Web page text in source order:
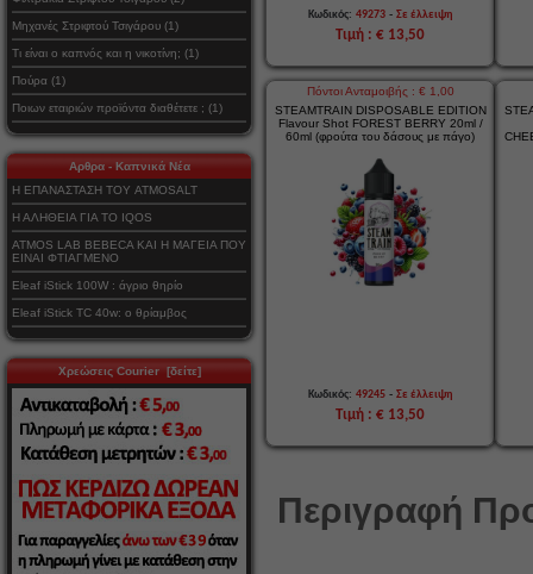
Μηχανές Στριφτού Τσιγάρου (1)
Τι είναι ο καπνός και η νικοτίνη; (1)
Πούρα (1)
Ποιων εταιριών προϊόντα διαθέτετε ; (1)
Αρθρα - Καπνικά Νέα
Η ΕΠΑΝΑΣΤΑΣΗ ΤΟΥ ATMOSALT
Η ΑΛΗΘΕΙΑ ΓΙΑ ΤΟ IQOS
ATMOS LAB BEBECA ΚΑΙ Η ΜΑΓΕΙΑ ΠΟΥ
ΕΙΝΑΙ ΦΤΙΑΓΜΕΝΟ
Eleaf iStick 100W : άγριο θηρίο
Eleaf iStick TC 40w: ο θρίαμβος
Χρεώσεις Courier [δείτε]
Κωδικός: 49273 -Σε έλλειψη
Τιμή : € 13,50
Πόντοι Ανταμοιβής : € 1,00
STEAMTRAIN DISPOSABLE EDITION
Flavour Shot FOREST BERRY 20ml /
60ml (φρούτα του δάσους με πάγο)
Κωδικός: 49245 -Σε έλλειψη
Τιμή : € 13,50
Περιγραφή